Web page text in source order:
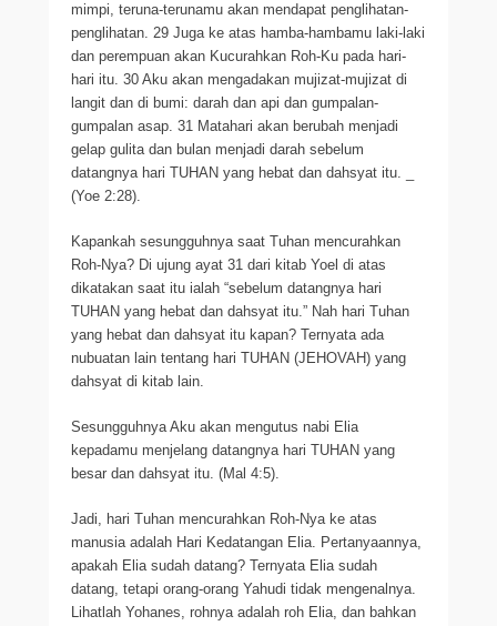
mimpi, teruna-terunamu akan mendapat penglihatan-
penglihatan. 29 Juga ke atas hamba-hambamu laki-laki
dan perempuan akan Kucurahkan Roh-Ku pada hari-
hari itu. 30 Aku akan mengadakan mujizat-mujizat di
langit dan di bumi: darah dan api dan gumpalan-
gumpalan asap. 31 Matahari akan berubah menjadi
gelap gulita dan bulan menjadi darah sebelum
datangnya hari TUHAN yang hebat dan dahsyat itu. _
(Yoe 2:28).
Kapankah sesungguhnya saat Tuhan mencurahkan
Roh-Nya? Di ujung ayat 31 dari kitab Yoel di atas
dikatakan saat itu ialah “sebelum datangnya hari
TUHAN yang hebat dan dahsyat itu.” Nah hari Tuhan
yang hebat dan dahsyat itu kapan? Ternyata ada
nubuatan lain tentang hari TUHAN (JEHOVAH) yang
dahsyat di kitab lain.
Sesungguhnya Aku akan mengutus nabi Elia
kepadamu menjelang datangnya hari TUHAN yang
besar dan dahsyat itu. (Mal 4:5).
Jadi, hari Tuhan mencurahkan Roh-Nya ke atas
manusia adalah Hari Kedatangan Elia. Pertanyaannya,
apakah Elia sudah datang? Ternyata Elia sudah
datang, tetapi orang-orang Yahudi tidak mengenalnya.
Lihatlah Yohanes, rohnya adalah roh Elia, dan bahkan